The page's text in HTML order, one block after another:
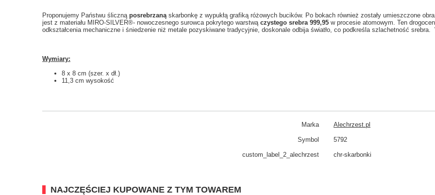
Proponujemy Państwu śliczną posrebrzanąskarbonkę z wypukłą grafiką różowych bucików. Po bokach również zostały umieszczone
jest z materiału MIRO-SILVER®- nowoczesnego surowca pokrytego warstwą czystego srebra 999,95 w procesie atomowym. Ten
odkształcenia mechaniczne i śniedzenie niż metale pozyskiwane tradycyjnie, doskonale odbija światło, co podkreśla szlachetność srebra.
Wymiary:
8 x 8 cm (szer. x dł.)
11,3 cm wysokość
Marka Alechrzest.pl
Symbol 5792
custom_​label_​2_alechrzest chr-skarbonki
NAJCZĘŚCIEJ KUPOWANE Z TYM TOWAREM